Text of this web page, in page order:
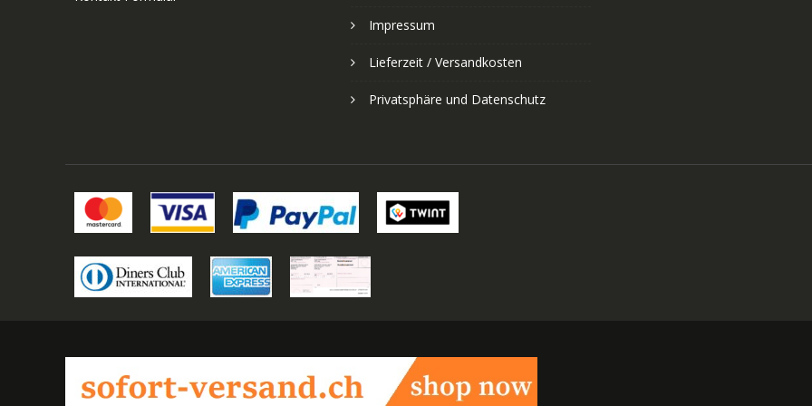
Impressum
Lieferzeit / Versandkosten
Privatsphäre und Datenschutz